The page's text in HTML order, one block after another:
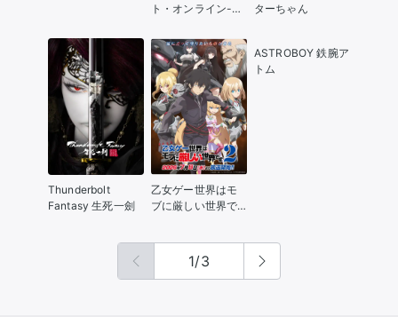
ト・オンライン-プ
き夜のアリア
ターちゃん
Thunderbolt
Fantasy 生死一劍
乙女ゲー世界はモ
ブに厳しい世界で
ASTROBOY 鉄腕ア
トム
1/3